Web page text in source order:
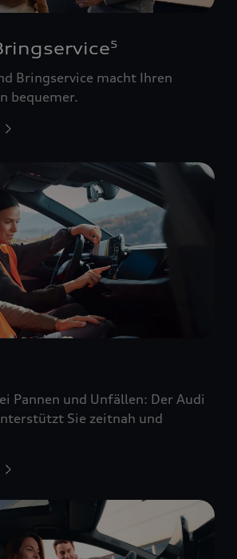
5
Bringservice macht Ihren
bequemer.
Pannen und Unfällen: Der Audi
Sie zeitnah und